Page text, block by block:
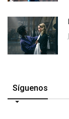
Síguenos